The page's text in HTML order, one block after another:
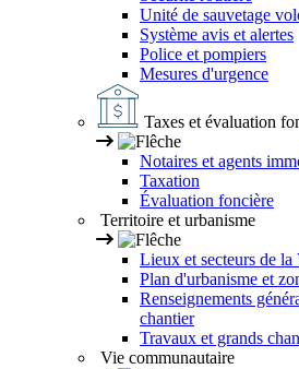
Unité de sauvetage
Système avis et alertes
Police et pompiers
Mesures d'urgence
Taxes et évaluation
Notaires et agents
Taxation
Évaluation foncière
Territoire et urbanisme
Lieux et secteurs de
Plan d'urbanisme et
Renseignements
chantier
Travaux et grands
Vie communautaire